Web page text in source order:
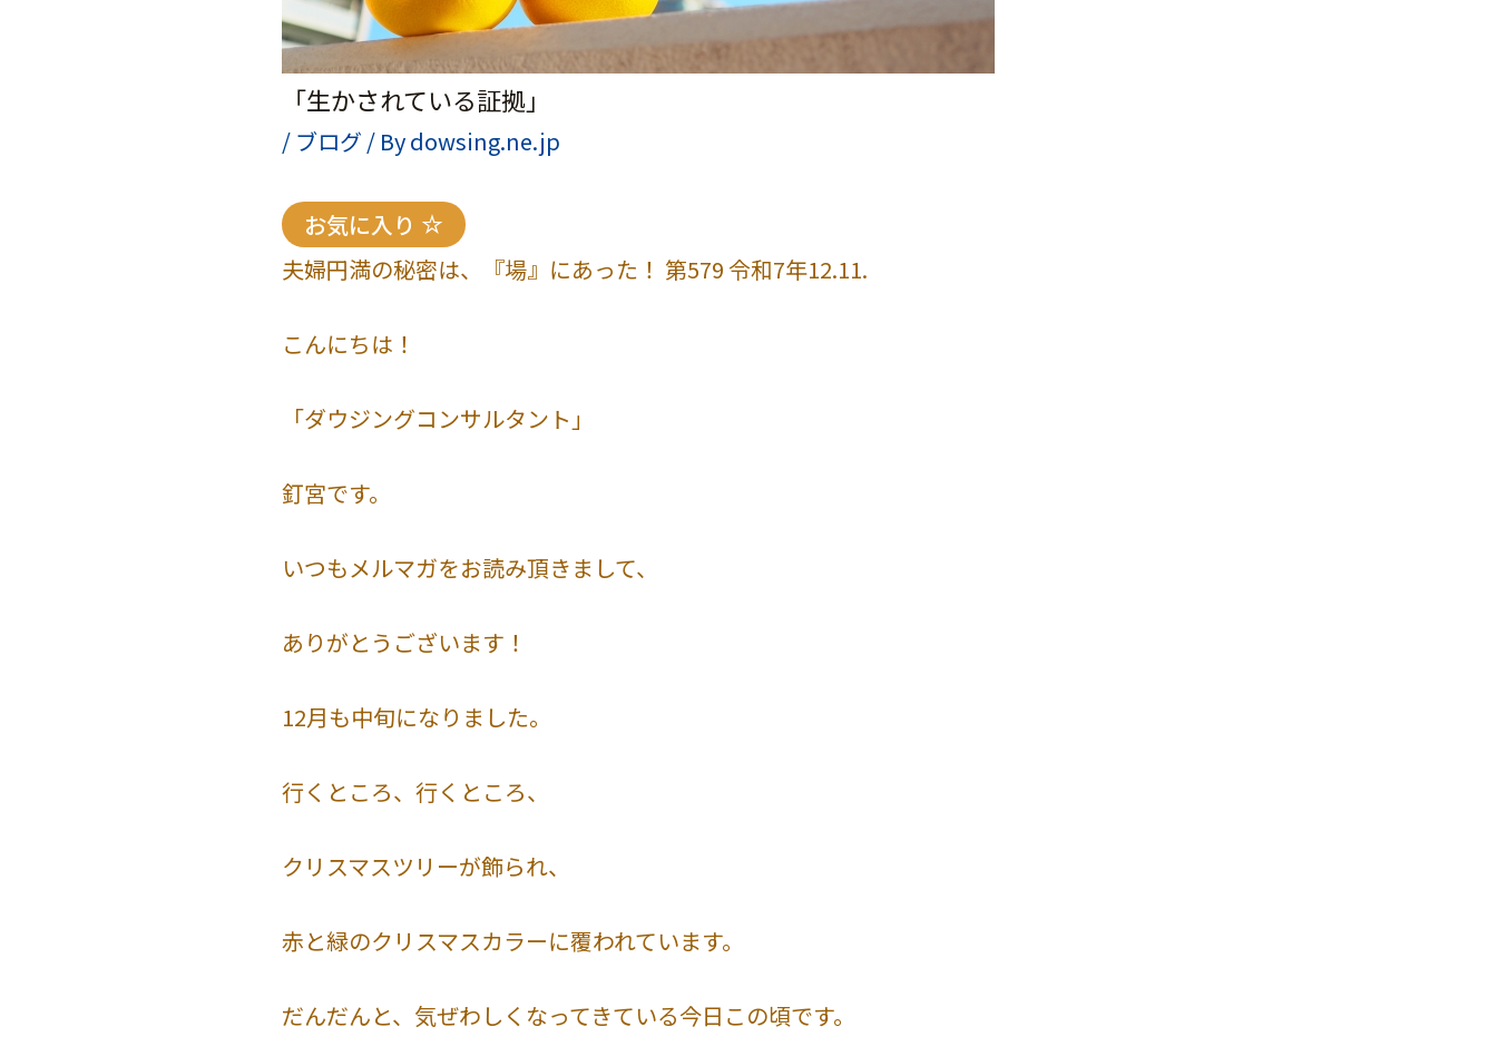
「生かされている証拠」
/ ブログ / Bydowsing.ne.jp
お気に入り
夫婦円満の秘密は、『場』にあった！ 第579 令和7年12.11.
こんにちは！
「ダウジングコンサルタント」
釘宮です。
いつもメルマガをお読み頂きまして、
ありがとうございます！
12月も中旬になりました。
行くところ、行くところ、
クリスマスツリーが飾られ、
赤と緑のクリスマスカラーに覆われています。
だんだんと、気ぜわしくなってきている今日この頃です。